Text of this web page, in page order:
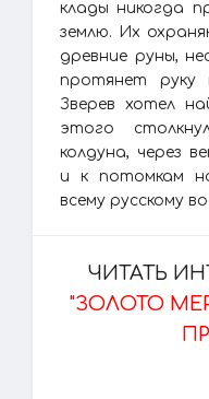
клады никогда
землю. Их
древние руны,
протянет руку
Зверев хотел
этого
колдуна, через
и к потомкам
всему русскому
ЧИТАТЬ
"ЗОЛОТО